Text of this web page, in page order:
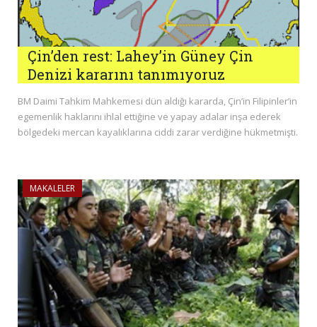
Çin’den rest: Lahey’in Güney Çin
Denizi kararını tanımıyoruz
BM Daimi Tahkim Mahkemesi dün aldığı kararda, Çin’in Filipinler’in
egemenlik haklarını ihlal ettiğine ve yapay adalar inşa ederek
bölgedeki mercan kayalıklarına ciddi zarar verdiğine hükmetmişti.
MAKALELER